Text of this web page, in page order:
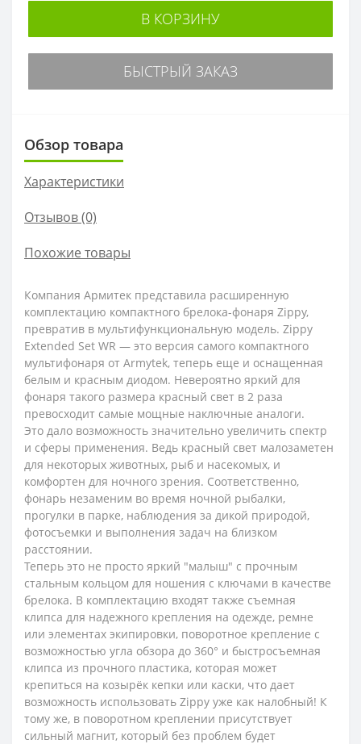
В КОРЗИНУ
БЫСТРЫЙ ЗАКАЗ
Обзор товара
Характеристики
Отзывов (0)
Похожие товары
Компания Армитек представила расширенную
комплектацию компактного брелока-фонаря Zippy,
превратив в мультифункциональную модель. Zippy
Extended Set WR — это версия самого компактного
мультифонаря от Armytek, теперь еще и оснащенная
белым и красным диодом. Невероятно яркий для
фонаря такого размера красный свет в 2 раза
превосходит самые мощные наключные аналоги.
Это дало возможность значительно увеличить спектр
и сферы применения. Ведь красный свет малозаметен
для некоторых животных, рыб и насекомых, и
комфортен для ночного зрения. Соответственно,
фонарь незаменим во время ночной рыбалки,
прогулки в парке, наблюдения за дикой природой,
фотосъемки и выполнения задач на близком
расстоянии.
Теперь это не просто яркий "малыш" с прочным
стальным кольцом для ношения с ключами в качестве
брелока. В комплектацию входят также съемная
клипса для надежного крепления на одежде, ремне
или элементах экипировки, поворотное крепление с
возможностью угла обзора до 360° и быстросъемная
клипса из прочного пластика, которая может
крепиться на козырёк кепки или каски, что дает
возможность использовать Zippy уже как налобный! К
тому же, в поворотном креплении присутствует
сильный магнит, который без проблем будет